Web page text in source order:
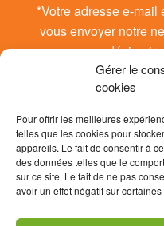
Gérer le
cookies
Pour offrir les meilleures
telles que les cookies pour
appareils. Le fait de consentir à
des données telles que le
sur ce site. Le fait de ne pas
avoir un effet négatif sur
*Votre adresse e-
vous envoyer notre